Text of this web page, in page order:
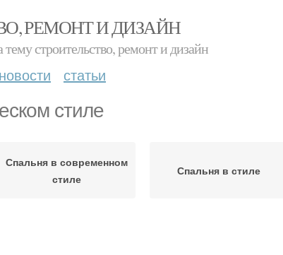
РЕМОНТ И ДИЗАЙН
строительство, ремонт и дизайн
новости статьи
стиле
Спальня в современном
стиле
Спальня в стиле